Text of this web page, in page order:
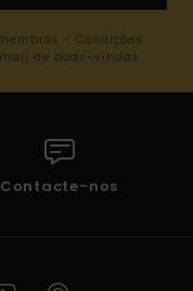
- Condições
de boas-vindas
Contacte-nos